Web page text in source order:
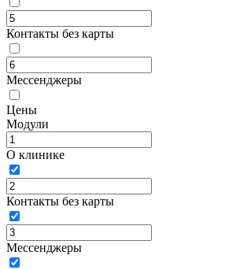
Контакты без карты
Мессенджеры
Цены
Модули
О клинике
Контакты без карты
Мессенджеры